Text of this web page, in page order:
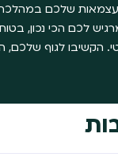
והעצמאות שלכם
לכם הכי נכון,
הקשיבו לגוף שלכם,